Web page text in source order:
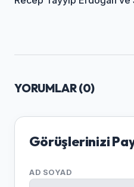
YORUMLAR (0)
Görüşlerinizi
AD SOYAD